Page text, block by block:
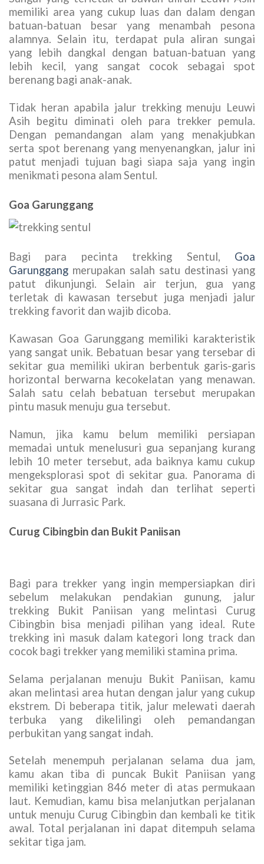
memiliki area yang cukup luas dan dalam dengan
batuan-batuan besar yang menambah pesona
alamnya. Selain itu, terdapat pula aliran sungai
yang lebih dangkal dengan batuan-batuan yang
lebih kecil, yang sangat cocok sebagai spot
berenang bagi anak-anak.
Tidak heran apabila jalur trekking menuju Leuwi
Asih begitu diminati oleh para trekker pemula.
Dengan pemandangan alam yang menakjubkan
serta spot berenang yang menyenangkan, jalur ini
patut menjadi tujuan bagi siapa saja yang ingin
menikmati pesona alam Sentul.
Goa Garunggang
Bagi para pecinta trekking Sentul, Goa
Garunggang merupakan salah satu destinasi yang
patut dikunjungi. Selain air terjun, gua yang
terletak di kawasan tersebut juga menjadi jalur
trekking favorit dan wajib dicoba.
Kawasan Goa Garunggang memiliki karakteristik
yang sangat unik. Bebatuan besar yang tersebar di
sekitar gua memiliki ukiran berbentuk garis-garis
horizontal berwarna kecokelatan yang menawan.
Salah satu celah bebatuan tersebut merupakan
pintu masuk menuju gua tersebut.
Namun, jika kamu belum memiliki persiapan
memadai untuk menelusuri gua sepanjang kurang
lebih 10 meter tersebut, ada baiknya kamu cukup
mengeksplorasi spot di sekitar gua. Panorama di
sekitar gua sangat indah dan terlihat seperti
suasana di Jurrasic Park.
Curug Cibingbin dan Bukit Paniisan
Bagi para trekker yang ingin mempersiapkan diri
sebelum melakukan pendakian gunung, jalur
trekking Bukit Paniisan yang melintasi Curug
Cibingbin bisa menjadi pilihan yang ideal. Rute
trekking ini masuk dalam kategori long track dan
cocok bagi trekker yang memiliki stamina prima.
Selama perjalanan menuju Bukit Paniisan, kamu
akan melintasi area hutan dengan jalur yang cukup
ekstrem. Di beberapa titik, jalur melewati daerah
terbuka yang dikelilingi oleh pemandangan
perbukitan yang sangat indah.
Setelah menempuh perjalanan selama dua jam,
kamu akan tiba di puncak Bukit Paniisan yang
memiliki ketinggian 846 meter di atas permukaan
laut. Kemudian, kamu bisa melanjutkan perjalanan
untuk menuju Curug Cibingbin dan kembali ke titik
awal. Total perjalanan ini dapat ditempuh selama
sekitar tiga jam.